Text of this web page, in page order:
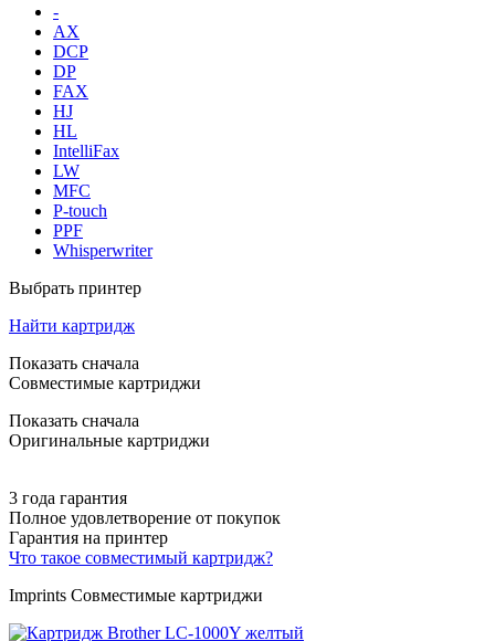
-
AX
DCP
DP
FAX
HJ
HL
IntelliFax
LW
MFC
P-touch
PPF
Whisperwriter
Выбрать принтер
Найти картридж
Показать сначала
Совместимые картриджи
Показать сначала
Оригинальные картриджи
3 года гарантия
Полное удовлетворение от покупок
Гарантия на принтер
Что такое совместимый картридж?
Imprints Совместимые картриджи